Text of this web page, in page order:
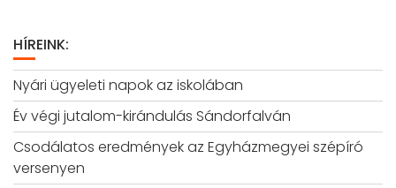
HÍREINK:
Nyári ügyeleti napok az iskolában
Év végi jutalom-kirándulás Sándorfalván
Csodálatos eredmények az Egyházmegyei szépíró
versenyen